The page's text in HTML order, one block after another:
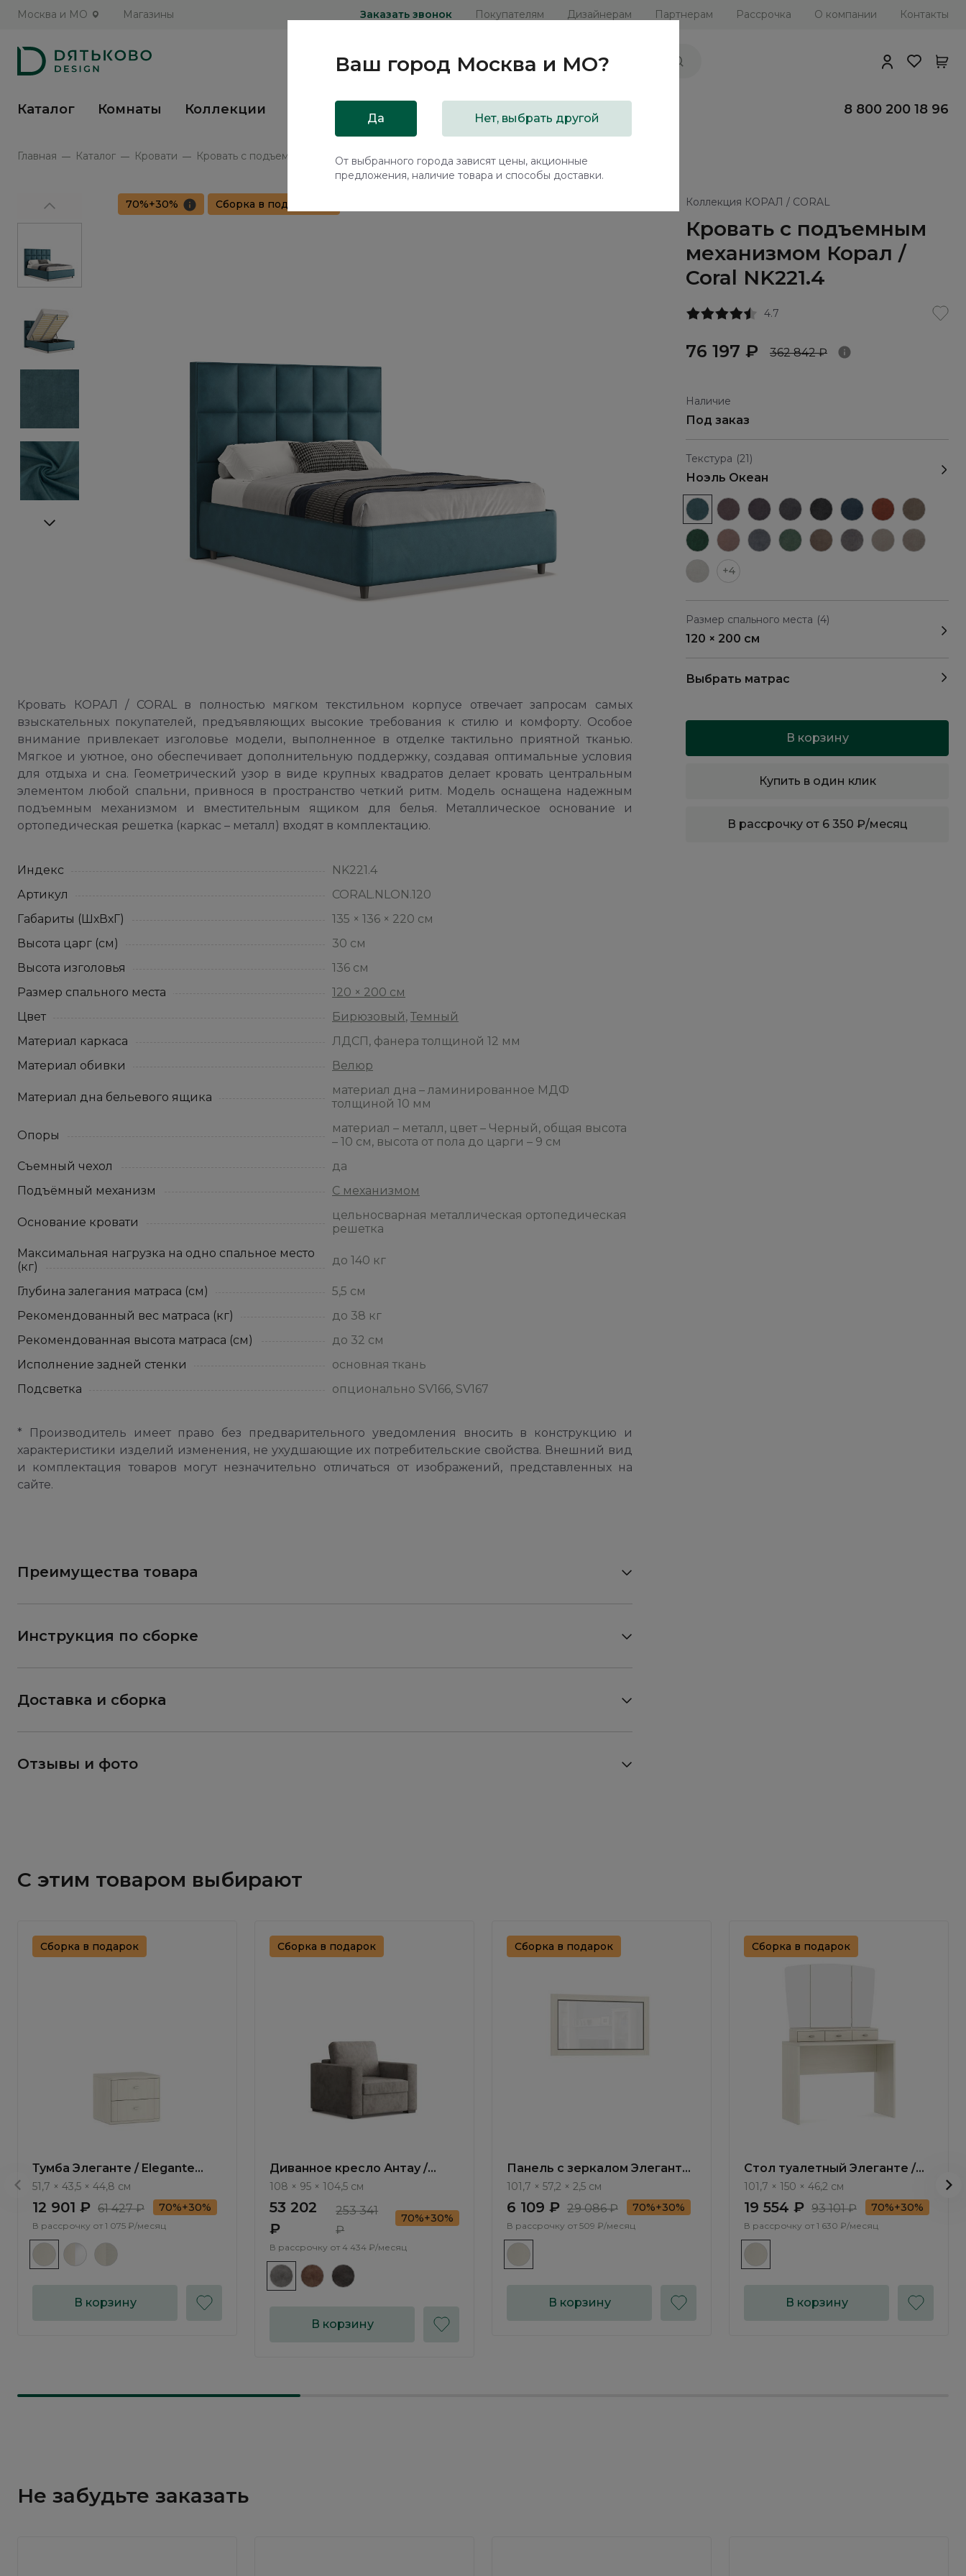
Москва и МО Магазины Заказать звонок Покупателям Дизайнерам Партнерам Рассрочка О компании Контакты
Каталог Комнаты Коллекции Распродажа 8 800 200 18 96
Главная Каталог Кровати Кровать с подъемным механизмом Корал / Coral NK221.4
Коллекция КОРАЛ / CORAL
Кровать с подъемным
механизмом Корал /
Coral NK221.4
4.7
76 197 ₽ 362 842 ₽
Наличие
Под заказ
Текстура (21)
Ноэль Океан
+4
Размер спального места (4)
120 × 200 см
Выбрать матрас
В корзину
Купить в один клик
В рассрочку от 6 350 ₽/месяц
70%+30% Сборка в подарок
Кровать КОРАЛ / CORAL в полностью мягком текстильном корпусе отвечает запросам самых
взыскательных покупателей, предъявляющих высокие требования к стилю и комфорту. Особое
внимание привлекает изголовье модели, выполненное в отделке тактильно приятной тканью.
Мягкое и уютное, оно обеспечивает дополнительную поддержку, создавая оптимальные условия
для отдыха и сна. Геометрический узор в виде крупных квадратов делает кровать центральным
элементом любой спальни, привнося в пространство четкий ритм. Модель оснащена надежным
подъемным механизмом и вместительным ящиком для белья. Металлическое основание и
ортопедическая решетка (каркас – металл) входят в комплектацию.
Индекс
NK221.4
Артикул
CORAL.NLON.120
Габариты (ШхВхГ)
135 × 136 × 220 см
Высота царг (см)
30 см
Высота изголовья
136 см
Размер спального места
120 × 200 см
Цвет
Бирюзовый, Темный
Материал каркаса
ЛДСП, фанера толщиной 12 мм
Материал обивки
Велюр
Материал дна бельевого ящика
материал дна – ламинированное МДФ
толщиной 10 мм
Опоры
материал – металл, цвет – Черный, общая высота
– 10 см, высота от пола до царги – 9 см
Съемный чехол
да
Подъёмный механизм
С механизмом
Основание кровати
цельносварная металлическая ортопедическая
решетка
Максимальная нагрузка на одно спальное место
(кг)
до 140 кг
Глубина залегания матраса (см)
5,5 см
Рекомендованный вес матраса (кг)
до 38 кг
Рекомендованная высота матраса (см)
до 32 см
Исполнение задней стенки
основная ткань
Подсветка
опционально SV166, SV167
* Производитель имеет право без предварительного уведомления вносить в конструкцию и
характеристики изделий изменения, не ухудшающие их потребительские свойства. Внешний вид
и комплектация товаров могут незначительно отличаться от изображений, представленных на
сайте.
Преимущества товара
Инструкция по сборке
Доставка и сборка
Отзывы и фото
С этим товаром выбирают
Сборка в подарок
Тумба Элеганте / Elegante
LE5501.1
51,7 × 43,5 × 44,8 см
12 901 ₽ 61 427 ₽ 70%+30%
В рассрочку от 1 075 ₽/месяц
В корзину
Сборка в подарок
Диванное кресло Антау /
Antau ММ111.11
108 × 95 × 104,5 см
53 202
₽
253 341
₽
70%+30%
В рассрочку от 4 434 ₽/месяц
В корзину
Сборка в подарок
Панель с зеркалом Элеганте
/ Elegante LE4518.1
101,7 × 57,2 × 2,5 см
6 109 ₽ 29 086 ₽ 70%+30%
В рассрочку от 509 ₽/месяц
В корзину
Сборка в подарок
Стол туалетный Элеганте /
Elegante LE5220.1
101,7 × 150 × 46,2 см
19 554 ₽ 93 101 ₽ 70%+30%
В рассрочку от 1 630 ₽/месяц
В корзину
Не забудьте заказать
Ваш город Москва и МО?
Да Нет, выбрать другой
От выбранного города зависят цены, акционные
предложения, наличие товара и способы доставки.